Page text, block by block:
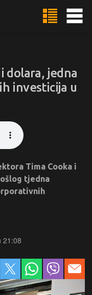
dolara, jedna
investicija u
Tima Cooka i
tjedna
21:08